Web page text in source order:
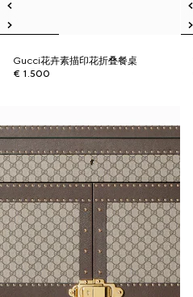
Gucci花卉素描印花折叠餐桌
€ 1.500